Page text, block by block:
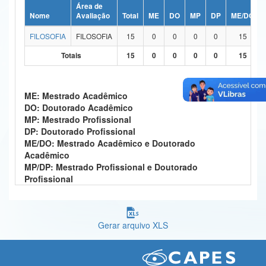
Ministério da Ciência, Tecnologia, Inovações e Comunicações
Ministério do Meio Ambiente
Controladoria-Geral da União
Ministério da Mulher, da Família e dos Direitos Humanos
Secretaria-Geral
Secretaria de Governo
Nome
Área de
Avaliação
Total ME DO MP DP ME/DO
FILOSOFIA
FILOSOFIA 15 0 0 0 0
15
Totais
15 0 0 0 0 15
ME: Mestrado Acadêmico
DO: Doutorado Acadêmico
MP: Mestrado Profissional
DP: Doutorado Profissional
ME/DO: Mestrado Acadêmico e Doutorado
Acadêmico
MP/DP: Mestrado Profissional e Doutorado
Profissional
Gerar arquivo XLS